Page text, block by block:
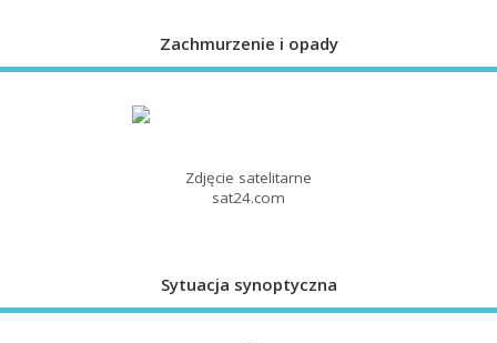
Zachmurzenie i opady
Zdjęcie satelitarne
sat24.com
Sytuacja synoptyczna